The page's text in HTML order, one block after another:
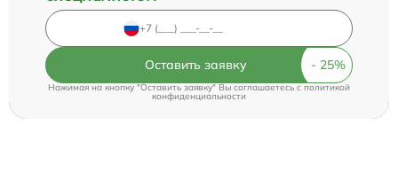
Оставить заявку
Нажимая на кнопку "Оставить заявку" Вы соглашаетесь cполитикой
конфиденциальности